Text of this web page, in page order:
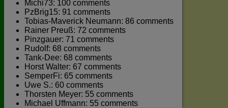
Michi73: 100 comments
PzBrig15: 91 comments
Tobias-Maverick Neumann: 86 comments
Rainer Preuß: 72 comments
Pinzgauer: 71 comments
Rudolf: 68 comments
Tank-Dee: 68 comments
Horst Walter: 67 comments
SemperFi: 65 comments
Uwe S.: 60 comments
Thorsten Meyer: 55 comments
Michael Uffmann: 55 comments